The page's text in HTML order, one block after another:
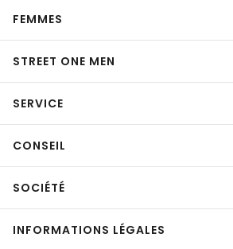
FEMMES
STREET ONE MEN
SERVICE
CONSEIL
SOCIÉTÉ
INFORMATIONS LÉGALES